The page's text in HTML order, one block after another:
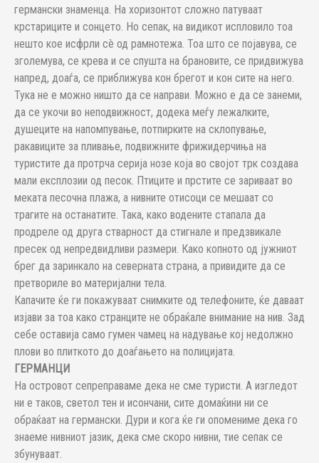
германски знаменца. На хоризонтот сложно патуваат
крстариците и сонцето. Но сепак, на видикот испловило тоа
нешто кое исфрли сè од рамнотежа. Тоа што се појавува, се
зголемува, се крева и се спушта на брановите, се придвижува
напред, доаѓа, се приближува кон брегот и кон сите на него.
Тука не е можно ништо да се направи. Можно е да се занеми,
да се укочи во неподвижност, додека меѓу лежалките,
душеците на напомпување, потпирките на склопување,
ракавиците за пливање, подвижните фрижидерчиња на
туристите да протрча серија нозе која во својот трк создава
мали експлозии од песок. Птиците и прстите се зариваат во
меката песочна плажа, а нивните отисоци се мешаат со
трагите на останатите. Така, како водените стапала да
продреле од друга стварност да стигнале и предзвикале
пресек од непредвидливи размери. Како копното од јужниот
брег да заринкало на северната страна, а привидите да се
претвориле во материјални тела.
Капачите ќе ги покажуваат снимките од телефоните, ќе даваат
изјави за тоа како странците не обраќале внимание на нив. Зад
себе оставија само гумен чамец на надување кој недолжно
плови во плиткото до доаѓањето на полицијата.
ГЕРМАНЦИ
На островот сепреправаме дека не сме туристи. А изгледот
ни е таков, светол тен и исончани, сите домаќини ни се
обраќаат на германски. Дури и кога ќе ги опомениме дека го
знаеме нивниот јазик, дека сме скоро нивни, тие сепак се
збунуваат.